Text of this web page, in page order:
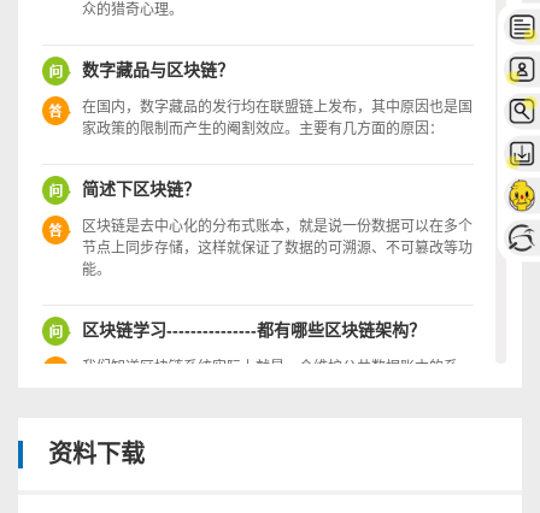
众的猎奇心理。
数字藏品与区块链？
在国内，数字藏品的发行均在联盟链上发布，其中原因也是国
家政策的限制而产生的阉割效应。主要有几方面的原因：
简述下区块链？
区块链是去中心化的分布式账本，就是说一份数据可以在多个
节点上同步存储，这样就保证了数据的可溯源、不可篡改等功
能。
区块链学习---------------都有哪些区块链架构？
我们知道区块链系统实际上就是一个维护公共数据账本的系
区块链学习---------------都有哪些区块链分类？
资料下载